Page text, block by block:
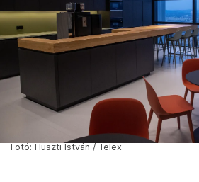
Fotó: Huszti István / Telex